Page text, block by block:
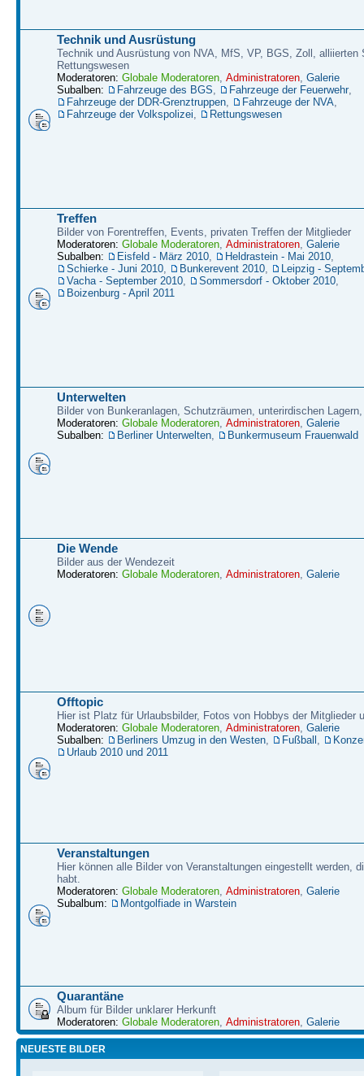
Technik und Ausrüstung
Technik und Ausrüstung von NVA, MfS, VP, BGS, Zoll, alliierten
Rettungswesen
Moderatoren: Globale Moderatoren Administratoren Galerie
Subalben:
Fahrzeuge des BGS Fahrzeuge der Feuerwehr,
Fahrzeuge der DDR-Grenztruppen
Fahrzeuge der NVA
Fahrzeuge der Volkspolizei
Rettungswesen
Treffen
Bilder von Forentreffen, Events, privaten Treffen der Mitglieder
Moderatoren: Globale Moderatoren Administratoren Galerie
Subalben:
Eisfeld - März 2010 Heldrastein - Mai 2010
Schierke - Juni 2010
Bunkerevent 2010
Leipzig -
Vacha - September 2010
Sommersdorf - Oktober 2010
Boizenburg - April 2011
Unterwelten
Bilder von Bunkeranlagen, Schutzräumen, unterirdischen
Moderatoren: Globale Moderatoren Administratoren Galerie
Subalben:
Berliner Unterwelten Bunkermuseum Frauenwald
Die Wende
Bilder aus der Wendezeit
Moderatoren: Globale Moderatoren Administratoren Galerie
Offtopic
Hier ist Platz für Urlaubsbilder, Fotos von Hobbys der Mitglieder
Moderatoren: Globale Moderatoren Administratoren Galerie
Subalben:
Berliners Umzug in den Westen Fußball
Urlaub 2010 und 2011
Veranstaltungen
Hier können alle Bilder von Veranstaltungen eingestellt werden,
habt.
Moderatoren: Globale Moderatoren Administratoren Galerie
Subalbum:
Montgolfiade in Warstein
Quarantäne
Album für Bilder unklarer Herkunft
Moderatoren: Globale Moderatoren Administratoren Galerie
NEUESTE BILDER